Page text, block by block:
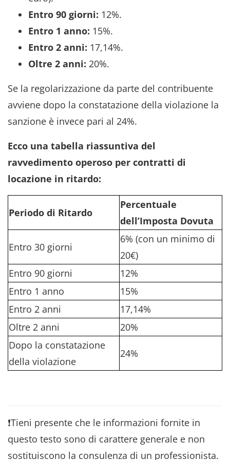
Entro 90 giorni: 12%.
Entro 1 anno: 15%.
Entro 2 anni: 17,14%.
Oltre 2 anni: 20%.
Se la regolarizzazione da parte del contribuente
avviene dopo la constatazione della violazione la
sanzione è invece pari al 24%.
Ecco una tabella riassuntiva del
ravvedimento operoso per contratti di
locazione in ritardo:
Periodo di Ritardo
Percentuale
dell’Imposta Dovuta
Entro 30 giorni
6% (con un minimo di
20€)
Entro 90 giorni
12%
Entro 1 anno
15%
Entro 2 anni
17,14%
Oltre 2 anni
20%
Dopo la constatazione
della violazione
24%
❗Tieni presente che le informazioni fornite in
questo testo sono di carattere generale e non
sostituiscono la consulenza di un professionista.